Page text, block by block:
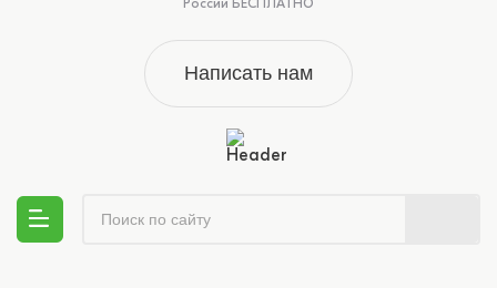
России БЕСПЛАТНО
Написать нам